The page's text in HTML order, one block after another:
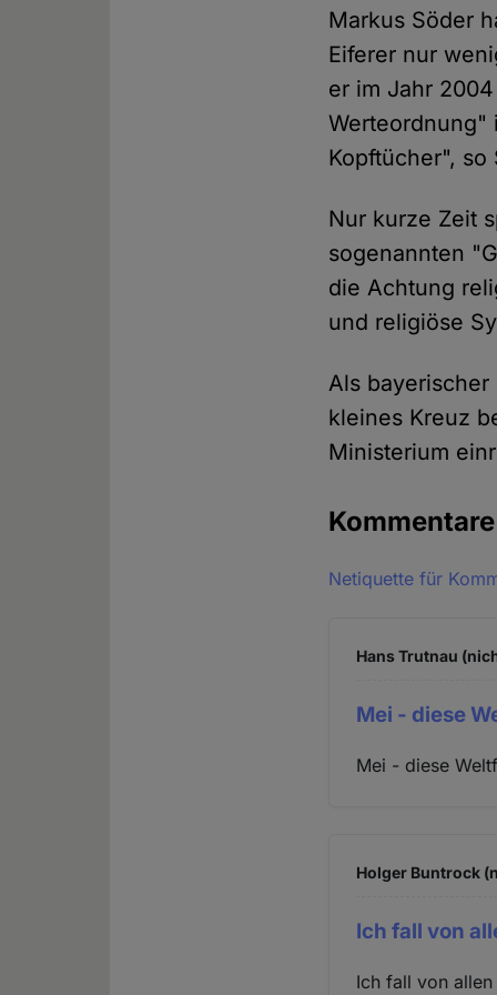
Markus Söder
Eiferer nur
er im Jahr
Werteordnung"
Kopftücher", so
Nur kurze Zeit
sogenannten
die Achtung
und religiöse
Als
kleines Kreuz
Ministerium
Kommentare
Netiquette für
Hans Trutnau
Mei - diese
Mei - diese
Holger Buntrock
Ich fall von
Ich fall von allen